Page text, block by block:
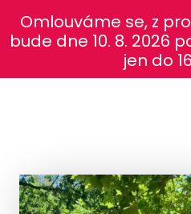
Omlouváme se, z
bude dne 10. 8. 2026
jen do